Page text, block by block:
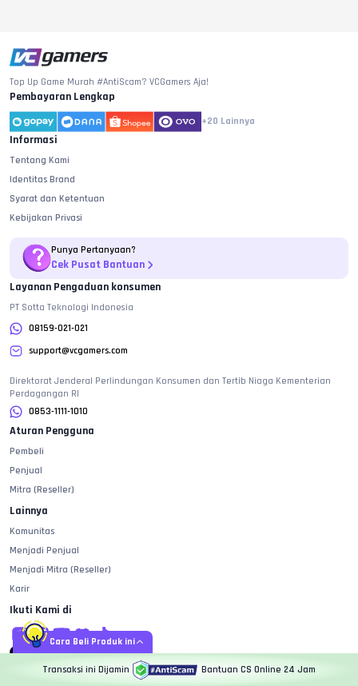
Cara Beli Produk ini
Transaksi ini Dijamin Bantuan CS Online 24 Jam
Top Up Game Murah #AntiScam? VCGamers Aja!
Pembayaran Lengkap
+20 Lainnya
Informasi
Tentang Kami
Identitas Brand
Syarat dan Ketentuan
Kebijakan Privasi
Punya Pertanyaan?
Cek Pusat Bantuan
Layanan Pengaduan konsumen
PT Sotta Teknologi Indonesia
08159-021-021
support@vcgamers.com
Direktorat Jenderal Perlindungan Konsumen dan Tertib Niaga Kementerian
Perdagangan RI
0853-1111-1010
Aturan Pengguna
Pembeli
Penjual
Mitra (Reseller)
Lainnya
Komunitas
Menjadi Penjual
Menjadi Mitra (Reseller)
Karir
Ikuti Kami di